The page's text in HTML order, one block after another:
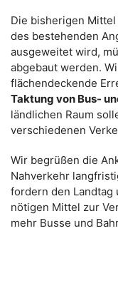
Die bisherigen
des bestehenden
ausgeweitet wird,
abgebaut werden.
flächendeckende
Taktung von Bus-
ländlichen Raum
verschiedenen
Wir begrüßen die
Nahverkehr
fordern den Landtag
nötigen Mittel zur
mehr Busse und